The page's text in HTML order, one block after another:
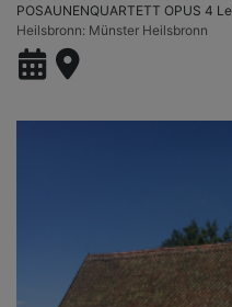
POSAUNENQUARTETT OPUS 4
Heilsbronn Münster Heilsbronn